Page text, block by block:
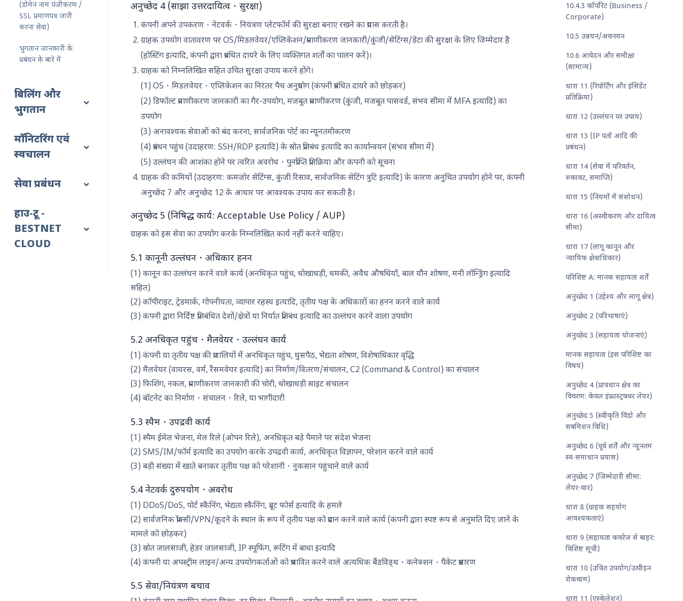
(डोमेन नाम पंजीकरण /
SSL प्रमाणपत्र जारी
करना सेवा)
भुगतान जानकारी के
प्रबंधन के बारे में
बिलिंग और
भुगतान
मॉनिटरिंग एवं
स्वचालन
सेवा प्रबंधन
हाउ-टू -
BESTNET
CLOUD
अनुच्छेद 4 (साझा उत्तरदायित्व・सुरक्षा)
कंपनी अपने उपकरण・नेटवर्क・नियंत्रण प्लेटफॉर्म की सुरक्षा बनाए रखने का प्रयास करती है।
ग्राहक उपयोग वातावरण पर OS/मिडलवेयर/एप्लिकेशन/प्रमाणीकरण जानकारी/कुंजी/सेटिंग्स/डेटा की सुरक्षा के लिए जिम्मेदार है
(होस्टिंग इत्यादि, कंपनी द्वारा प्रबंधित दायरे के लिए व्यक्तिगत शर्तों का पालन करें)।
ग्राहक को निम्नलिखित सहित उचित सुरक्षा उपाय करने होंगे।
(1) OS・मिडलवेयर・एप्लिकेशन का निरंतर पैच अनुप्रयोग (कंपनी प्रबंधित दायरे को छोड़कर)
(2) डिफॉल्ट प्रमाणीकरण जानकारी का गैर-उपयोग, मजबूत प्रमाणीकरण (कुंजी, मजबूत पासवर्ड, संभव सीमा में MFA इत्यादि) का
उपयोग
(3) अनावश्यक सेवाओं को बंद करना, सार्वजनिक पोर्ट का न्यूनतमीकरण
(4) प्रबंधन पहुंच (उदाहरण: SSH/RDP इत्यादि) के स्रोत प्रतिबंध इत्यादि का कार्यान्वयन (संभव सीमा में)
(5) उल्लंघन की आशंका होने पर त्वरित अवरोध・पुनर्प्राप्ति प्रतिक्रिया और कंपनी को सूचना
ग्राहक की कमियों (उदाहरण: कमजोर सेटिंग्स, कुंजी रिसाव, सार्वजनिक सेटिंग त्रुटि इत्यादि) के कारण अनुचित उपयोग होने पर, कंपनी
अनुच्छेद 7 और अनुच्छेद 12 के आधार पर आवश्यक उपाय कर सकती है।
अनुच्छेद 5 (निषिद्ध कार्य: Acceptable Use Policy / AUP)
ग्राहक को इस सेवा का उपयोग करके निम्नलिखित कार्य नहीं करने चाहिए।
5.1 कानूनी उल्लंघन・अधिकार हनन
(1) कानून का उल्लंघन करने वाले कार्य (अनधिकृत पहुंच, धोखाधड़ी, धमकी, अवैध औषधियाँ, बाल यौन शोषण, मनी लॉन्ड्रिंग इत्यादि
सहित)
(2) कॉपीराइट, ट्रेडमार्क, गोपनीयता, व्यापार रहस्य इत्यादि, तृतीय पक्ष के अधिकारों का हनन करने वाले कार्य
(3) कंपनी द्वारा निर्दिष्ट प्रतिबंधित देशों/क्षेत्रों या निर्यात प्रतिबंध इत्यादि का उल्लंघन करने वाला उपयोग
5.2 अनधिकृत पहुंच・मैलवेयर・उल्लंघन कार्य
(1) कंपनी या तृतीय पक्ष की प्रणालियों में अनधिकृत पहुंच, घुसपैठ, भेद्यता शोषण, विशेषाधिकार वृद्धि
(2) मैलवेयर (वायरस, वर्म, रैंसमवेयर इत्यादि) का निर्माण/वितरण/संचालन, C2 (Command & Control) का संचालन
(3) फिशिंग, नकल, प्रमाणीकरण जानकारी की चोरी, धोखाधड़ी साइट संचालन
(4) बॉटनेट का निर्माण・संचालन・रिले, या भागीदारी
5.3 स्पैम・उपद्रवी कार्य
(1) स्पैम ईमेल भेजना, मेल रिले (ओपन रिले), अनधिकृत बड़े पैमाने पर संदेश भेजना
(2) SMS/IM/फॉर्म इत्यादि का उपयोग करके उपद्रवी कार्य, अनधिकृत विज्ञापन, परेशान करने वाले कार्य
(3) बड़ी संख्या में खाते बनाकर तृतीय पक्ष को परेशानी・नुकसान पहुंचाने वाले कार्य
5.4 नेटवर्क दुरुपयोग・अवरोध
(1) DDoS/DoS, पोर्ट स्कैनिंग, भेद्यता स्कैनिंग, ब्रूट फोर्स इत्यादि के हमले
(2) सार्वजनिक प्रॉक्सी/VPN/कूदने के स्थान के रूप में तृतीय पक्ष को प्रदान करने वाले कार्य (कंपनी द्वारा स्पष्ट रूप से अनुमति दिए जाने के
मामले को छोड़कर)
(3) स्रोत जालसाजी, हेडर जालसाजी, IP स्पूफिंग, रूटिंग में बाधा इत्यादि
(4) कंपनी या अपस्ट्रीम लाइन/अन्य उपयोगकर्ताओं को प्रभावित करने वाले अत्यधिक बैंडविड्थ・कनेक्शन・पैकेट प्रसारण
5.5 सेवा/नियंत्रण बचाव
10.4.3 कॉर्पोरेट (Business /
Corporate)
10.5 उन्नयन/अवनयन
10.6 आवेदन और समीक्षा
(सामान्य)
धारा 11 (रिपोर्टिंग और इंसिडेंट
प्रतिक्रिया)
धारा 12 (उल्लंघन पर उपाय)
धारा 13 (IP पतों आदि की
प्रबंधन)
धारा 14 (सेवा में परिवर्तन,
रुकावट, समाप्ति)
धारा 15 (नियमों में संशोधन)
धारा 16 (अस्वीकरण और दायित्व
सीमा)
धारा 17 (लागू कानून और
न्यायिक क्षेत्राधिकार)
परिशिष्ट A: मानक सहायता शर्तें
अनुच्छेद 1 (उद्देश्य और लागू क्षेत्र)
अनुच्छेद 2 (परिभाषाएं)
अनुच्छेद 3 (सहायता योजनाएं)
मानक सहायता (इस परिशिष्ट का
विषय)
अनुच्छेद 4 (प्रावधान क्षेत्र का
विवरण: केवल इंफ्रास्ट्रक्चर लेयर)
अनुच्छेद 5 (स्वीकृति विंडो और
सबमिशन विधि)
अनुच्छेद 6 (पूर्व शर्तें और न्यूनतम
स्व-समाधान प्रयास)
अनुच्छेद 7 (जिम्मेदारी सीमा:
लेयर-वार)
धारा 8 (ग्राहक सहयोग
आवश्यकताएं)
धारा 9 (सहायता कवरेज से बाहर:
विशिष्ट सूची)
धारा 10 (उचित उपयोग/उत्पीड़न
रोकथाम)